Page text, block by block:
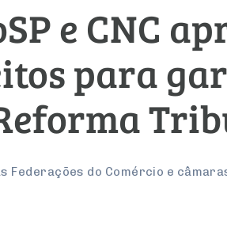
e CNC
para
Federações do Comércio e